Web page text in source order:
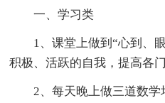
一、学习类
1、课堂上做到“心到、眼
积极、活跃的自我，提高各
2、每天晚上做三道数学